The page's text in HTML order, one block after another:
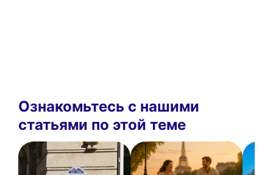
Ознакомьтесь с нашими
статьями по этой теме